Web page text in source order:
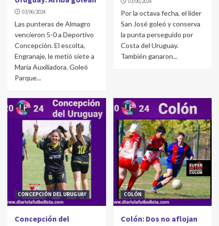
03/06/2024
Las punteras de Almagro
vencieron 5-0 a Deportivo
Concepción. El escolta,
Engranaje, le metió siete a
María Auxiliadora. Goleó
Parque...
Por la octava fecha, el líder
San José goleó y conserva
la punta perseguido por
Costa del Uruguay.
También ganaron...
CONCEPCIÓN DEL URUGUAY
Concepción del
COLÓN
Colón: Dos no aflojan